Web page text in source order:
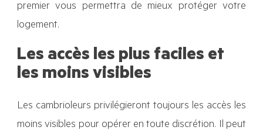
premier vous permettra de mieux protéger votre
logement.
Les accès les plus faciles et
les moins visibles
Les cambrioleurs privilégieront toujours les accès les
moins visibles pour opérer en toute discrétion. Il peut